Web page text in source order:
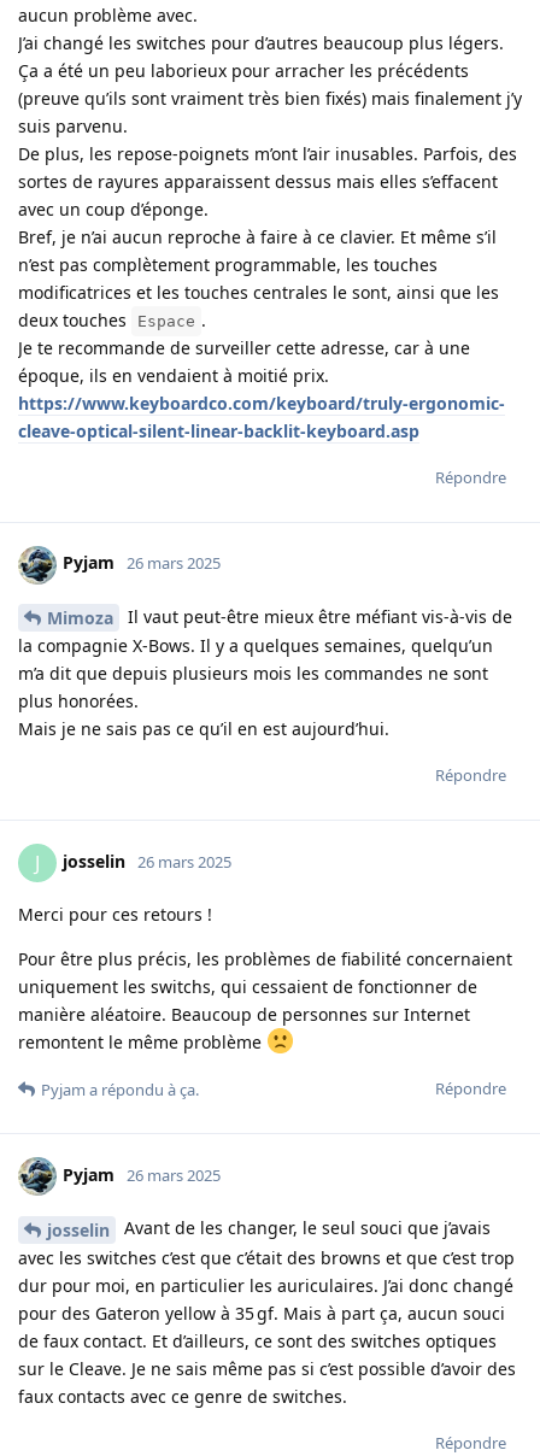
aucun problème avec.
J’ai changé les switches pour d’autres beaucoup plus légers.
Ça a été un peu laborieux pour arracher les précédents
(preuve qu’ils sont vraiment très bien fixés) mais finalement j’y
suis parvenu.
De plus, les repose-poignets m’ont l’air inusables. Parfois, des
sortes de rayures apparaissent dessus mais elles s’effacent
avec un coup d’éponge.
Bref, je n’ai aucun reproche à faire à ce clavier. Et même s’il
n’est pas complètement programmable, les touches
modificatrices et les touches centrales le sont, ainsi que les
deux touches
Espace .
Je te recommande de surveiller cette adresse, car à une
époque, ils en vendaient à moitié prix.
https://www.keyboardco.com/keyboard/truly-ergonomic-
cleave-optical-silent-linear-backlit-keyboard.asp
Répondre
Pyjam 26 mars 2025
Mimoza
Il vaut peut-être mieux être méfiant vis-à-vis de
la compagnie X-Bows. Il y a quelques semaines, quelqu’un
m’a dit que depuis plusieurs mois les commandes ne sont
plus honorées.
Mais je ne sais pas ce qu’il en est aujourd’hui.
Répondre
J josselin 26 mars 2025
Merci pour ces retours !
Pour être plus précis, les problèmes de fiabilité concernaient
uniquement les switchs, qui cessaient de fonctionner de
manière aléatoire. Beaucoup de personnes sur Internet
remontent le même problème
Répondre
Pyjam a répondu à ça.
Pyjam 26 mars 2025
josselin
Avant de les changer, le seul souci que j’avais
avec les switches c’est que c’était des browns et que c’est trop
dur pour moi, en particulier les auriculaires. J’ai donc changé
pour des Gateron yellow à 35 gf. Mais à part ça, aucun souci
de faux contact. Et d’ailleurs, ce sont des switches optiques
sur le Cleave. Je ne sais même pas si c’est possible d’avoir des
faux contacts avec ce genre de switches.
Répondre